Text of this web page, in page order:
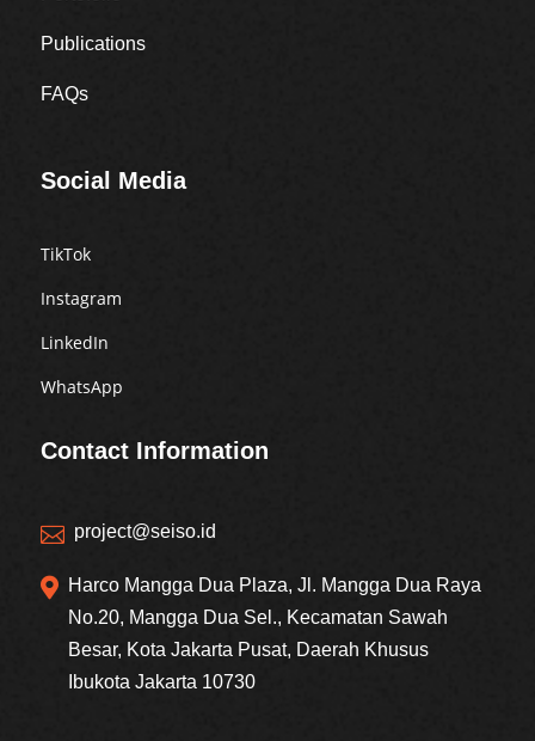
Publications
FAQs
Social Media
TikTok
Instagram
LinkedIn
WhatsApp
Contact Information
 project@seiso.id

Harco Mangga Dua Plaza, Jl. Mangga Dua Raya
No.20, Mangga Dua Sel., Kecamatan Sawah
Besar, Kota Jakarta Pusat, Daerah Khusus
Ibukota Jakarta 10730